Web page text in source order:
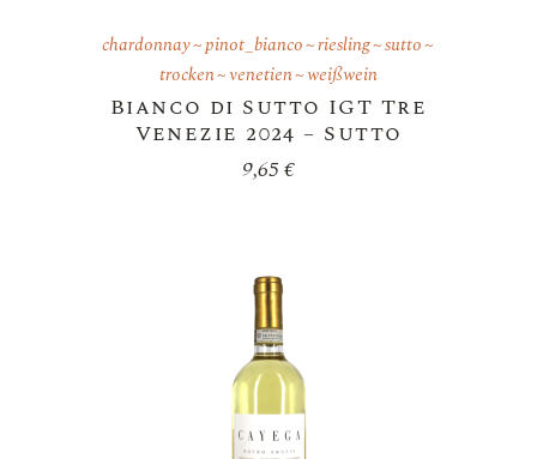
chardonnay pinot_bianco riesling sutto
trocken venetien weißwein
Bianco di Sutto IGT Tre
Venezie 2024 – Sutto
9,65€